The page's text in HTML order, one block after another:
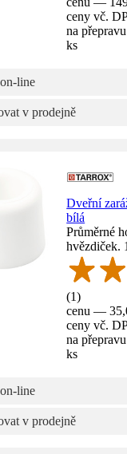
ceny vč.
na
ks
line
v prodejně
Dveřní
bílá
Průměrné
hvězdiček.
(1)
cenu —
ceny vč.
na
ks
line
v prodejně